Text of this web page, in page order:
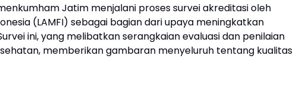
Jatim menjalani proses survei akreditasi oleh
(LAMFI) sebagai bagian dari upaya meningkatkan
ini, yang melibatkan serangkaian evaluasi dan penilaian
memberikan gambaran menyeluruh tentang kualitas